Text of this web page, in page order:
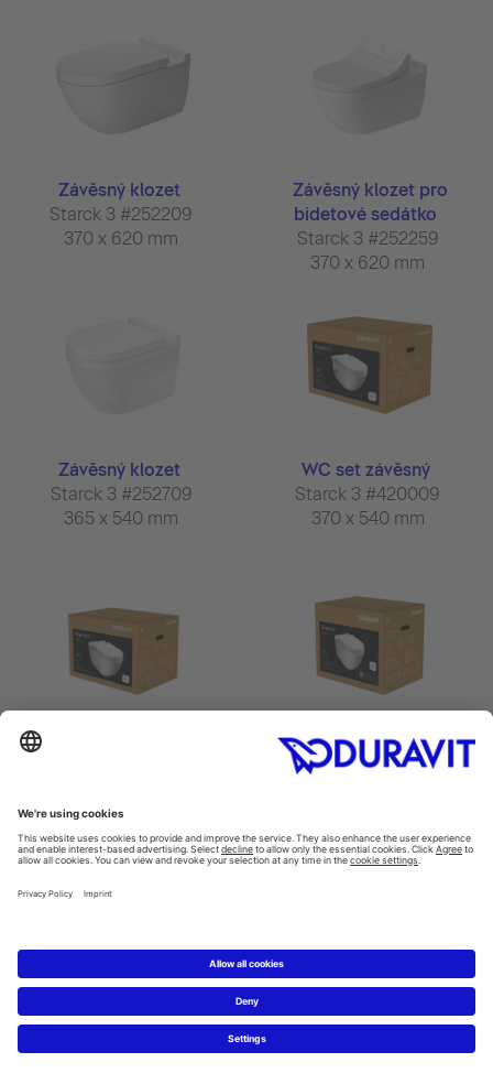
Závěsný klozet
Starck 3 #252209
370 x 620 mm
Závěsný klozet pro
bidetové sedátko
Starck 3 #252259
370 x 620 mm
Závěsný klozet
Starck 3 #252709
365 x 540 mm
WC set závěsný
Starck 3 #420009
370 x 540 mm
WC set závěsný
Starck 3 #452709
Starck 3 Bidety